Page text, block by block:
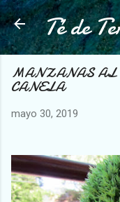
Ir
Té de
MANZANAS AL
CANELA
mayo 30, 2019